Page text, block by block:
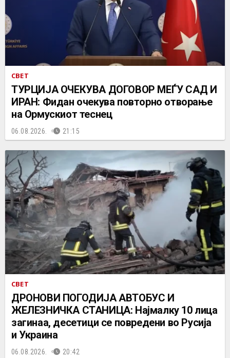
СВЕТ
ТУРЦИЈА ОЧЕКУВА ДОГОВОР МЕЃУ САД И
ИРАН: Фидан очекува повторно отворање
на Ормускиот теснец
06.08.2026. 21:15
СВЕТ
ДРОНОВИ ПОГОДИЈА АВТОБУС И
ЖЕЛЕЗНИЧКА СТАНИЦА: Најмалку 10 лица
загинаа, десетици се повредени во Русија
и Украина
06.08.2026. 20:42